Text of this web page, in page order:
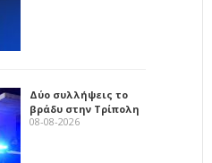
Δύο συλλήψεις το
βράδυ στην Τρίπολη
08-08-2026